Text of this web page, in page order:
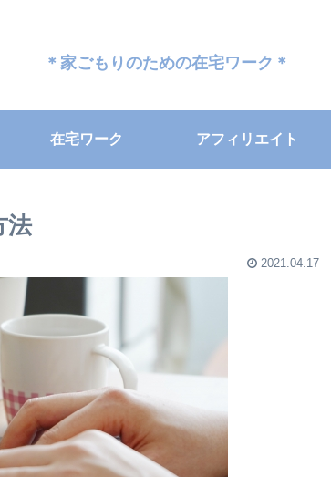
＊家ごもりのための在宅ワーク＊
在宅ワーク アフィリエイト
法
2021.04.17